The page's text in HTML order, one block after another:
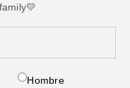
Hombre